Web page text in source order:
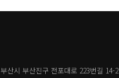
부산시 부산진구 전포대로 223번길 14-